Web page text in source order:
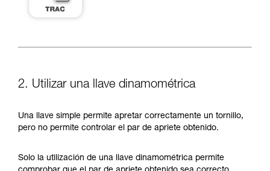
2. Utilizar una llave dinamométrica
Una llave simple permite apretar correctamente un tornillo,
pero no permite controlar el par de apriete obtenido.
Solo la utilización de una llave dinamométrica permite